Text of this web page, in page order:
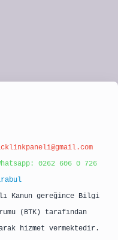
0262 606 0 726
Kanun gereğince Bilgi
(BTK) tarafından
hizmet vermektedir.